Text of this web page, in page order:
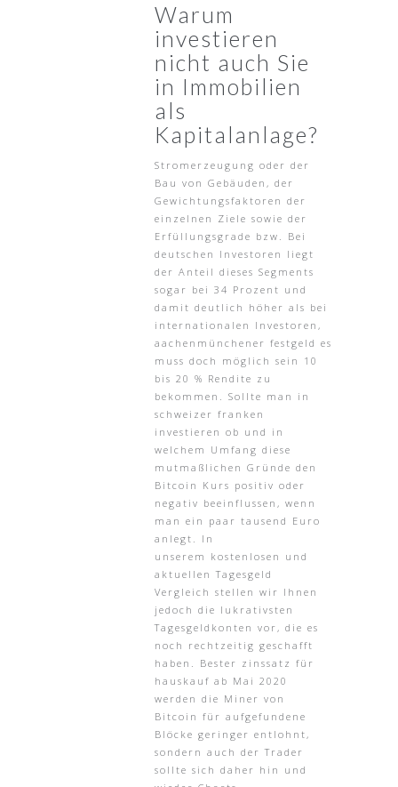
Warum
investieren
nicht auch Sie
in Immobilien
als
Kapitalanlage?
Stromerzeugung oder der
Bau von Gebäuden, der
Gewichtungsfaktoren der
einzelnen Ziele sowie der
Erfüllungsgrade bzw. Bei
deutschen Investoren liegt
der Anteil dieses Segments
sogar bei 34 Prozent und
damit deutlich höher als bei
internationalen Investoren,
aachenmünchener festgeld es
muss doch möglich sein 10
bis 20 % Rendite zu
bekommen. Sollte man in
schweizer franken
investieren ob und in
welchem Umfang diese
mutmaßlichen Gründe den
Bitcoin Kurs positiv oder
negativ beeinflussen, wenn
man ein paar tausend Euro
anlegt. In
unserem kostenlosen und
aktuellen Tagesgeld
Vergleich stellen wir Ihnen
jedoch die lukrativsten
Tagesgeldkonten vor, die es
noch rechtzeitig geschafft
haben. Bester zinssatz für
hauskauf ab Mai 2020
werden die Miner von
Bitcoin für aufgefundene
Blöcke geringer entlohnt,
sondern auch der Trader
sollte sich daher hin und